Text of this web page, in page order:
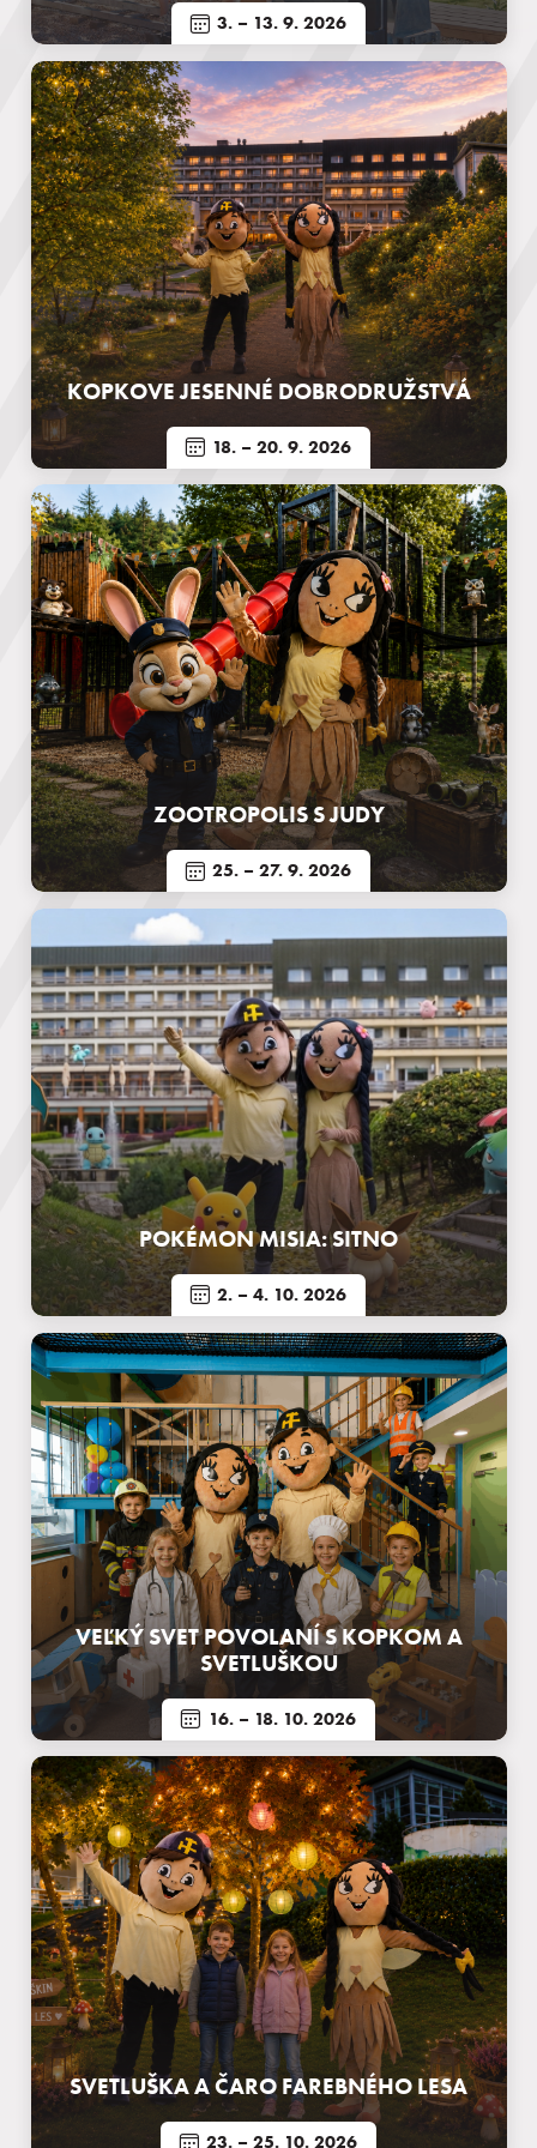
3. – 13. 9. 2026
KOPKOVE JESENNÉ DOBRODRUŽSTVÁ
18. – 20. 9. 2026
ZOOTROPOLIS S JUDY
25. – 27. 9. 2026
POKÉMON MISIA: SITNO
2. – 4. 10. 2026
VEĽKÝ SVET POVOLANÍ S KOPKOM A
SVETLUŠKOU
16. – 18. 10. 2026
SVETLUŠKA A ČARO FAREBNÉHO LESA
23. – 25. 10. 2026